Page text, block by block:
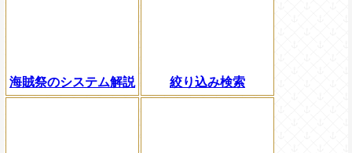
海賊祭のシステム解説 絞り込み検索